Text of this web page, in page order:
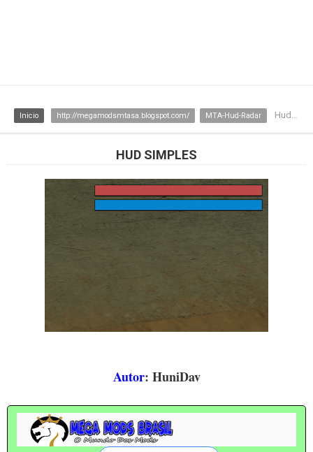
Inicio http://megamodsmtasa.blogspot.com/ MTA-Hud-Radar Hud Simples
HUD SIMPLES
Autor: HuniDav